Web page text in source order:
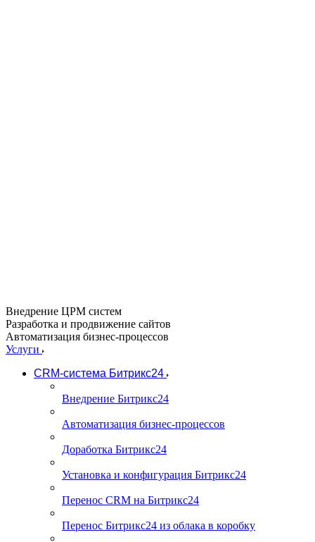
Внедрение ЦРМ систем
Разработка и продвижение сайтов
Автоматизация бизнес-процессов
Услуги
CRM-система Битрикс24
Внедрение Битрикс24
Автоматизация бизнес-процессов
Доработка Битрикс24
Установка и конфигурация Битрикс24
Перенос CRM на Битрикс24
Перенос Битрикс24 из облака в коробку